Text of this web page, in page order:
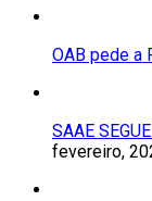
OAB pede a
SAAE
fevereiro,